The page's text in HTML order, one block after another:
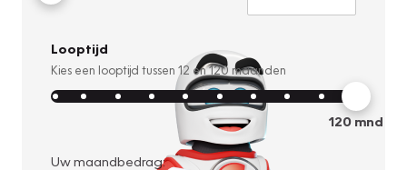
Looptijd
Kies een looptijd tussen 12 en120 maanden
120mnd
Uw maandbedrag: